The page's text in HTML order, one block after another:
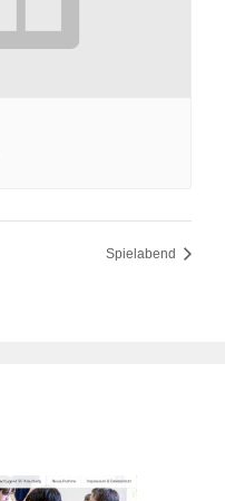
Spielabend